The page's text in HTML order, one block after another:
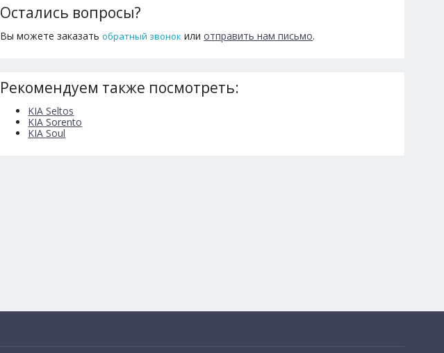
Остались вопросы?
Вы можете заказатьобратный звонок илиотправить нам письмо.
Рекомендуем также посмотреть:
KIA Seltos
KIA Sorento
KIA Soul